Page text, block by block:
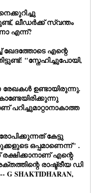
ലീഡർക്ക് സ്വന്തം
എന്ന്?
ഖേദത്തോടെ എന്റെ
"സ്നേഹിച്ചുപോയി,
രേഖകൾ ഉണ്ടായിരുന്നു.
പറിച്ചുമാറ്റാനാകാത്ത
കേട്ടു
ഒപ്പമാണെന്ന്" .
എന്റെ
രാഷ്ട്രീയ ഡി